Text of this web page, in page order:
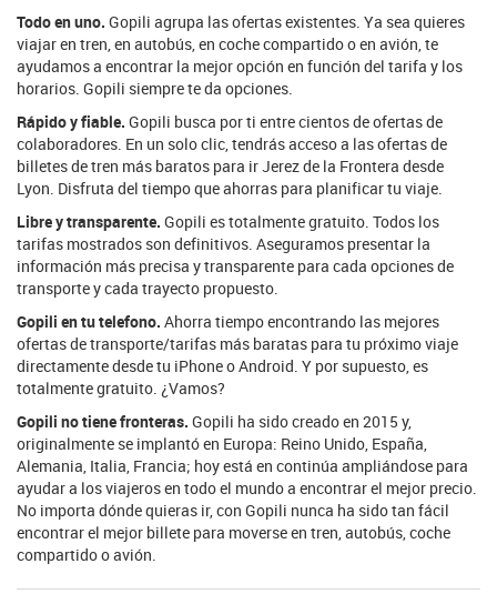
Todo en uno. Gopili agrupa las ofertas existentes. Ya sea quieres
viajar en tren, en autobús, en coche compartido o en avión, te
ayudamos a encontrar la mejor opción en función del tarifa y los
horarios. Gopili siempre te da opciones.
Rápido y fiable. Gopili busca por ti entre cientos de ofertas de
colaboradores. En un solo clic, tendrás acceso a las ofertas de
billetes de tren más baratos para ir Jerez de la Frontera desde
Lyon. Disfruta del tiempo que ahorras para planificar tu viaje.
Libre y transparente. Gopili es totalmente gratuito. Todos los
tarifas mostrados son definitivos. Aseguramos presentar la
información más precisa y transparente para cada opciones de
transporte y cada trayecto propuesto.
Gopili en tu telefono. Ahorra tiempo encontrando las mejores
ofertas de transporte/tarifas más baratas para tu próximo viaje
directamente desde tu iPhone o Android. Y por supuesto, es
totalmente gratuito. ¿Vamos?
Gopili no tiene fronteras. Gopili ha sido creado en 2015 y,
originalmente se implantó en Europa: Reino Unido, España,
Alemania, Italia, Francia; hoy está en continúa ampliándose para
ayudar a los viajeros en todo el mundo a encontrar el mejor precio.
No importa dónde quieras ir, con Gopili nunca ha sido tan fácil
encontrar el mejor billete para moverse en tren, autobús, coche
compartido o avión.